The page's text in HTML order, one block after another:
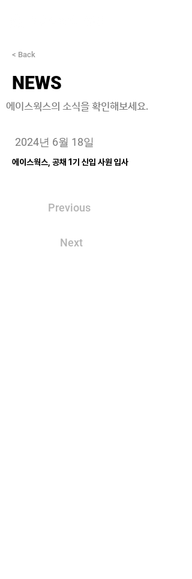
< Back
NEWS
에이스웍스의 소식을 확인해보세요.
2024년 6월 18일
에이스웍스, 공채 1기 신입 사원 입사
Previous
Next